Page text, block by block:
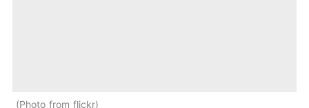
Photo from flickr